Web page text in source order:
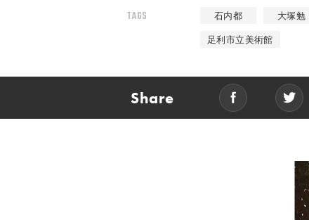
TAGS 石内都 大塚勉
足利市立美術館
Share